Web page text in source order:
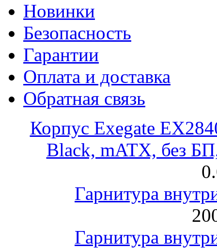
Новинки
Безопасность
Гарантии
Оплата и доставка
Обратная связь
Корпус Exegate
Black, mATX, без
Гарнитура
Гарнитура